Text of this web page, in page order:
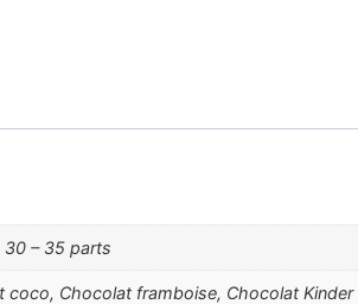
– 35 parts
Chocolat framboise, Chocolat